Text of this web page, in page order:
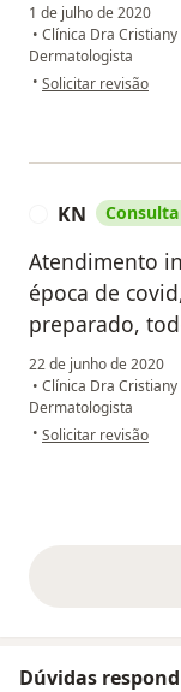
1 de julho de 2020
• Clínica Dra
Dermatologista
• na opinião do
Solicitar revisão
KN
Atendimento
época de
preparado,
22 de junho de 2020
• Clínica Dra
Dermatologista
• na opinião do
Solicitar revisão
Dúvidas